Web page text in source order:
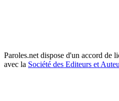
Paroles.net dispose d'un accord de
avec la Société des Editeurs et